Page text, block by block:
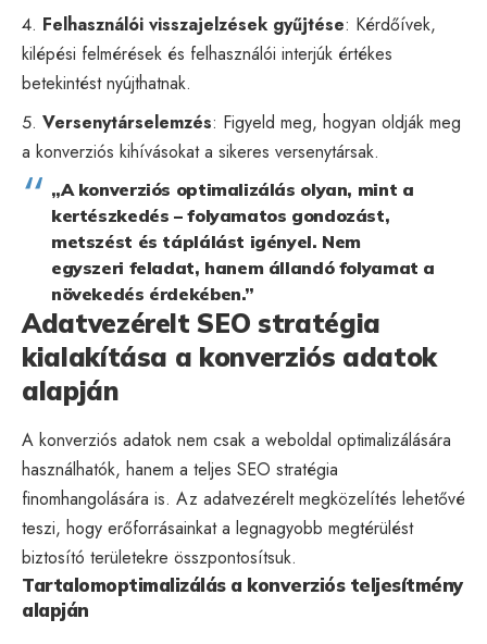
Felhasználói visszajelzések gyűjtése: Kérdőívek,
kilépési felmérések és felhasználói interjúk értékes
betekintést nyújthatnak.
Versenytárselemzés: Figyeld meg, hogyan oldják meg
a konverziós kihívásokat a sikeres versenytársak.
„A konverziós optimalizálás olyan, mint a
kertészkedés – folyamatos gondozást,
metszést és táplálást igényel. Nem
egyszeri feladat, hanem állandó folyamat a
növekedés érdekében.”
Adatvezérelt SEO stratégia
kialakítása a konverziós adatok
alapján
A konverziós adatok nem csak a weboldal optimalizálására
használhatók, hanem a teljes SEO stratégia
finomhangolására is. Az adatvezérelt megközelítés lehetővé
teszi, hogy erőforrásainkat a legnagyobb megtérülést
biztosító területekre összpontosítsuk.
Tartalomoptimalizálás a konverziós teljesítmény
alapján